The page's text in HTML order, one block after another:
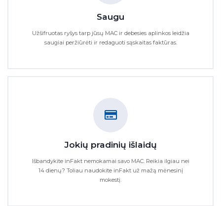
Saugu
Užšifruotas ryšys tarp jūsų MAC ir debesies aplinkos leidžia
saugiai peržiūrėti ir redaguoti sąskaitas faktūras.
Jokių pradinių išlaidų
Išbandykite inFakt nemokamai savo MAC. Reikia ilgiau nei
14 dienų? Toliau naudokite inFakt už mažą mėnesinį
mokestį.